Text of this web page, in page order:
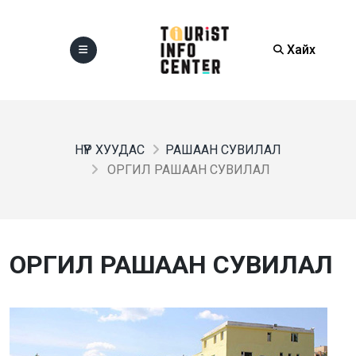
Хайх
НҮҮР ХУУДАС
РАШААН СУВИЛАЛ
ОРГИЛ РАШААН СУВИЛАЛ
ОРГИЛ РАШААН СУВИЛАЛ